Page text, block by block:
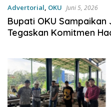
Advertorial, OKU Juni 5, 2026
Bupati OKU Sampaikan
Tegaskan Komitmen